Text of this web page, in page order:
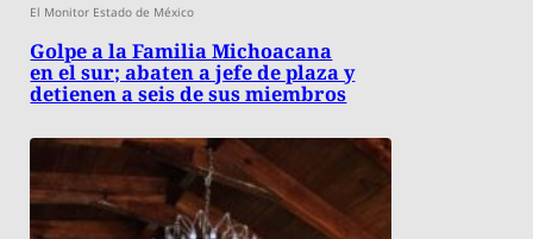
El Monitor Estado de México
Golpe a la Familia Michoacana
en el sur; abaten a jefe de plaza y
detienen a seis de sus miembros